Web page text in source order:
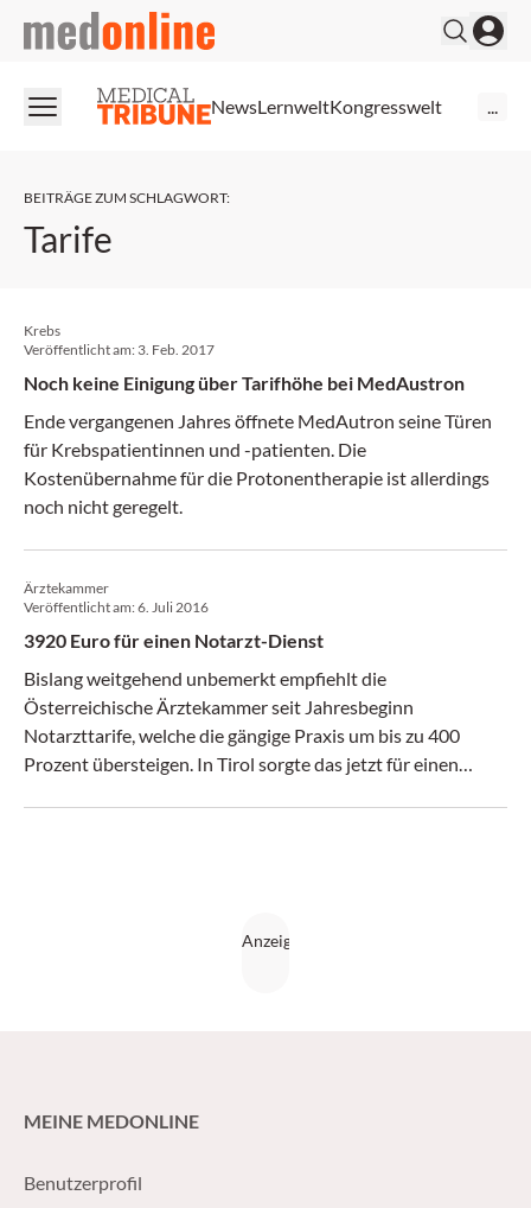
medonline
NewsLernweltKongresswelt
BEITRÄGE ZUM SCHLAGWORT:
Tarife
Krebs
Veröffentlicht am: 3. Feb. 2017
Noch keine Einigung über Tarifhöhe bei MedAustron
Ende vergangenen Jahres öffnete MedAutron seine Türen
für Krebspatientinnen und -patienten. Die
Kostenübernahme für die Protonentherapie ist allerdings
noch nicht geregelt.
Ärztekammer
Veröffentlicht am:6. Juli 2016
3920 Euro für einen Notarzt-Dienst
Bislang weitgehend unbemerkt empfiehlt die
Österreichische Ärztekammer seit Jahresbeginn
Notarzttarife, welche die gängige Praxis um bis zu 400
Prozent übersteigen. In Tirol sorgte das jetzt für einen
MEINE MEDONLINE
Benutzerprofil